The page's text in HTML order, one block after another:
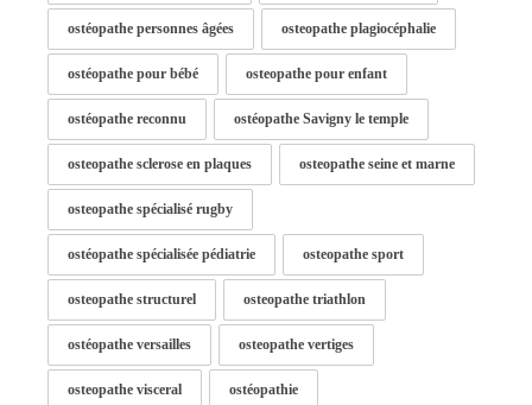
ostéopathe personnes âgées osteopathe plagiocéphalie
ostéopathe pour bébé osteopathe pour enfant
ostéopathe reconnu ostéopathe Savigny le temple
osteopathe sclerose en plaques osteopathe seine et marne
osteopathe spécialisé rugby
ostéopathe spécialisée pédiatrie osteopathe sport
osteopathe structurel osteopathe triathlon
ostéopathe versailles osteopathe vertiges
osteopathe visceral ostéopathie